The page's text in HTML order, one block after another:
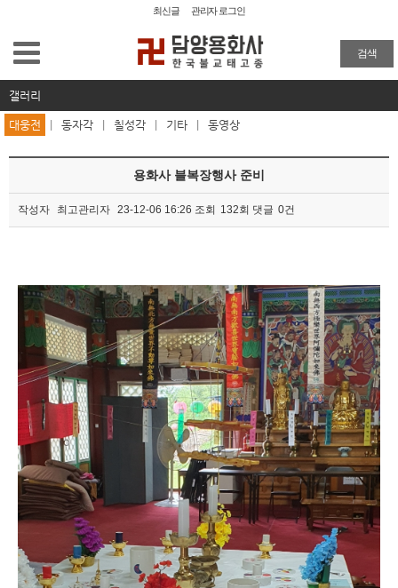
용화사 소개
사찰탐방
사찰소식
해동율맥
갤러리
대웅전
동자각
칠성각
기타
동영상
최신글 관리자 로그인
검색
갤러리
대웅전 동자각 칠성각 기타 동영상
용화사 블복장행사 준비
작성자 최고관리자 23-12-06 16:26 조회 132회 댓글 0건